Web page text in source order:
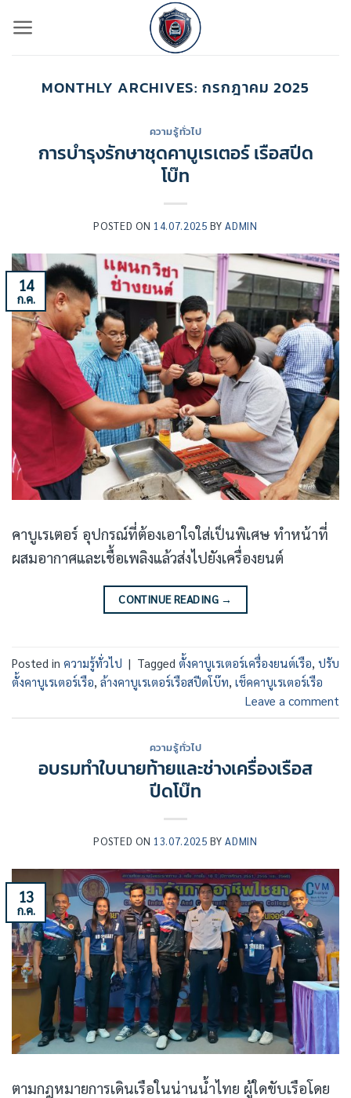
ไป
MONTHLY ARCHIVES:กรกฎาคม 2025
ความรู้ทั่วไป
การบำรุงรักษาชุดคาบูเรเตอร์ เรือสปีด
โบ๊ท
POSTED ON 14.07.2025 BYADMIN
14
ก.ค.
คาบูเรเตอร์ อุปกรณ์ที่ต้องเอาใจใส่เป็นพิเศษ ทำหน้าที่
ผสมอากาศและเชื้อเพลิงแล้วส่งไปยังเครื่องยนต์
CONTINUE READING →
Posted in ความรู้ทั่วไป | Tagged ตั้งคาบูเรเตอร์เครื่องยนต์เรือ, ปรับ
ตั้งคาบูเรเตอร์เรือ, ล้างคาบูเรเตอร์เรือสปีดโบ๊ท, เช็คคาบูเรเตอร์เรือ
Leave a comment
ความรู้ทั่วไป
อบรมทำใบนายท้ายและช่างเครื่องเรือส
ปีดโบ๊ท
POSTED ON 13.07.2025 BYADMIN
13
ก.ค.
ตามกฎหมายการเดินเรือในน่านน้ำไทย ผู้ใดขับเรือโดย